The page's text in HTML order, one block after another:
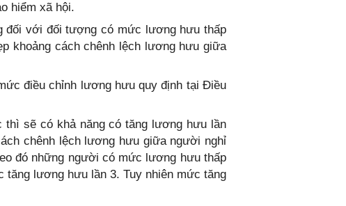
hiểm xã hội.
với đối tượng có mức lương hưu thấp
khoảng cách chênh lệch lương hưu giữa
điều chỉnh lương hưu quy định tại Điều
sẽ có khả năng có tăng lương hưu lần
chênh lệch lương hưu giữa người nghỉ
đó những người có mức lương hưu thấp
lương hưu lần 3. Tuy nhiên mức tăng